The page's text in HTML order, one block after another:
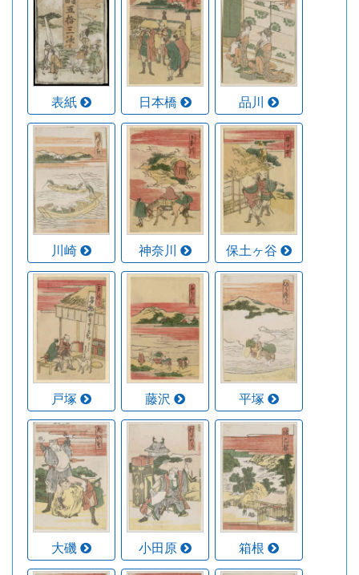
表紙 日本橋 品川
川崎 神奈川 保土ヶ谷
戸塚 藤沢 平塚
大磯 小田原 箱根